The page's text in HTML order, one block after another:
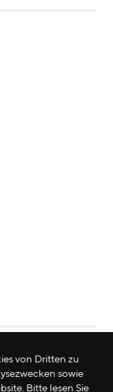
von Dritten zu
sowie
Bitte lesen Sie